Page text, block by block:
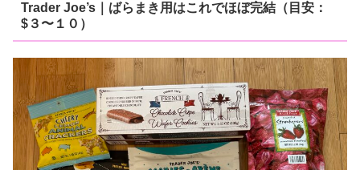
Trader Joe’s｜ばらまき用はこれでほぼ完結（目安：
$３〜１０）